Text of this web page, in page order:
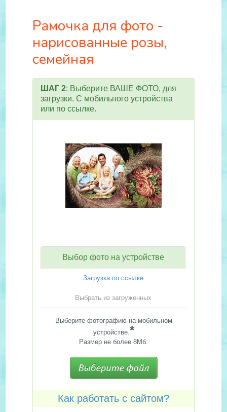
Рамочка для фото -
нарисованные розы,
семейная
ШАГ 2: Выберите ВАШЕ ФОТО, для
загрузки. С мобильного устройства
или по ссылке.
Выбор фото на устройстве
Загрузка по ссылке
Выбрать из загруженных
Выберите фотографию на мобильном
устройстве.*
Размер не более 8Мб:
Как работать с сайтом?